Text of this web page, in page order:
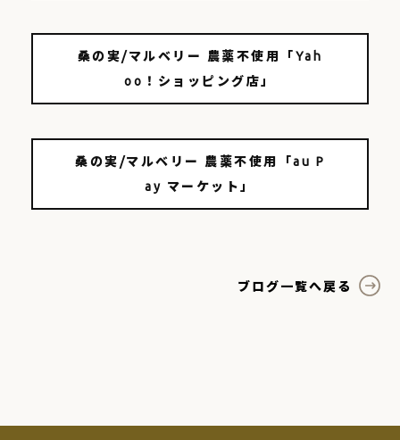
桑の実/マルベリー 農薬不使用「Yah
oo！ショッピング店」
桑の実/マルベリー 農薬不使用「au P
ay マーケット」
ブログ一覧へ戻る